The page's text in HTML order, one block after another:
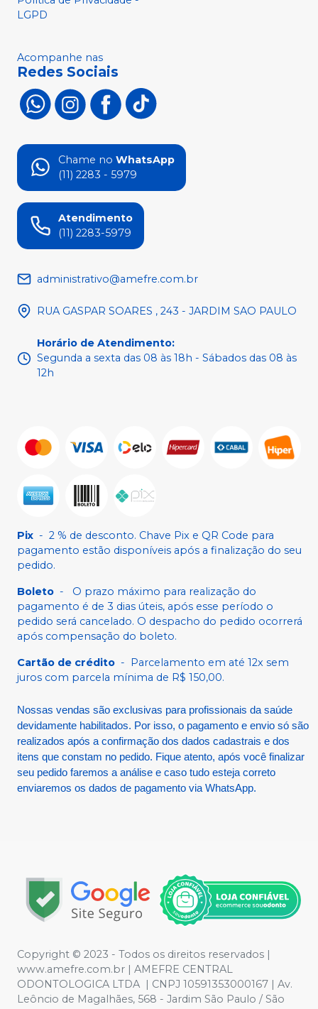
LGPD
Acompanhe nas
Redes Sociais
Chame no WhatsApp
(11) 2283 - 5979
Atendimento
(11) 2283-5979
administrativo@amefre.com.br
RUA GASPAR SOARES , 243 - JARDIM SAO PAULO
Horário de Atendimento:
Segunda a sexta das 08 às 18h - Sábados das 08 às
12h
Pix - 2 % de desconto. Chave Pix e QR Code para
pagamento estão disponíveis após a finalização do seu
pedido.
Boleto -
O prazo máximo para realização do
pagamento é de 3 dias úteis, após esse período o
pedido será cancelado. O despacho do pedido ocorrerá
após compensação do boleto.
Cartão de crédito - Parcelamento em até 12x sem
juros com parcela mínima de R$ 150,00.
Nossas vendas são exclusivas para profissionais da saúde
devidamente habilitados. Por isso, o pagamento e envio só são
realizados após a confirmação dos dados cadastrais e dos
itens que constam no pedido. Fique atento, após você finalizar
seu pedido faremos a análise e caso tudo esteja correto
enviaremos os dados de pagamento via WhatsApp.
Copyright © 2023 - Todos os direitos reservados |
www.amefre.com.br | AMEFRE CENTRAL
ODONTOLOGICA LTDA | CNPJ 10591353000167 | Av.
Leôncio de Magalhães, 568 - Jardim São Paulo / São